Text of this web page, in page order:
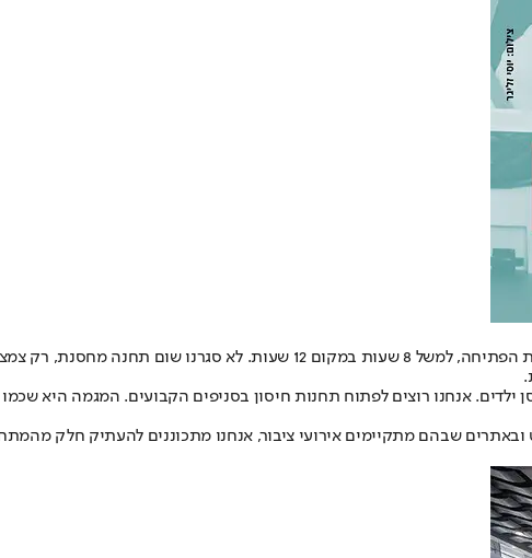
"היקפי המתחסנים מעט ירדו, ואנחנו מצמצמים מעט במספר האחיות בכל מתחם ובשעות הפתיחה,
ילדים. אנחנו רוצים לפתוח תחנות חיסון בסניפים הקבועים. המגמה היא
שבהם מתקיימים אירועי ציבור, אנחנו מתכוננים להעתיק חלק